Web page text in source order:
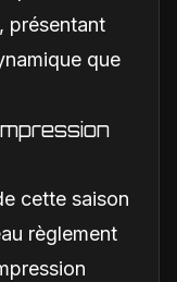
présentant
que
cette saison
règlement